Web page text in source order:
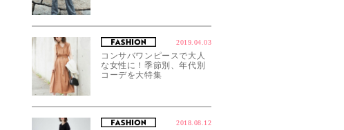
2019.04.03
コンサバワンピースで大人
な女性に！季節別、年代別
コーデを大特集
2018.08.12